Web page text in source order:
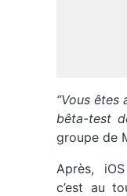
“Vous
bêta-test
groupe de
Après,
c’est au